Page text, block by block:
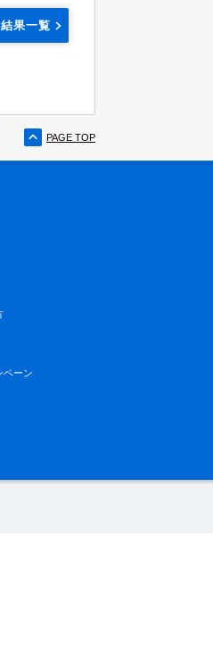
果一覧
PAGE TOP
ペーン